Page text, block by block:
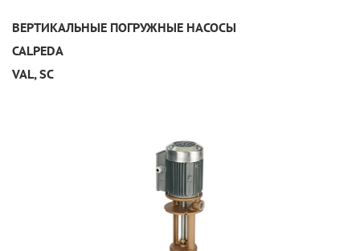
ВЕРТИКАЛЬНЫЕ ПОГРУЖНЫЕ НАСОСЫ
CALPEDA
VAL, SC